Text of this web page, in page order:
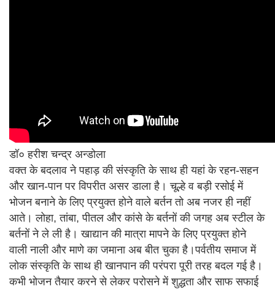
डॉ० हरीश चन्द्र अन्डोला
वक्त के बदलाव ने पहाड़ की संस्कृति के साथ ही यहां के रहन-सहन
और खान-पान पर विपरीत असर डाला है। चूल्हे व बड़ी रसोई में
भोजन बनाने के लिए प्रयुक्त होने वाले बर्तन तो अब नजर ही नहीं
आते। लोहा, तांबा, पीतल और कांसे के बर्तनों की जगह अब स्टील के
बर्तनों ने ले ली है। खाद्यान की मात्रा मापने के लिए प्रयुक्त होने
वाली नाली और माणे का जमाना अब बीत चुका है।पर्वतीय समाज में
लोक संस्कृति के साथ ही खानपान की परंपरा पूरी तरह बदल गई है।
कभी भोजन तैयार करने से लेकर परोसने में शुद्धता और साफ सफाई